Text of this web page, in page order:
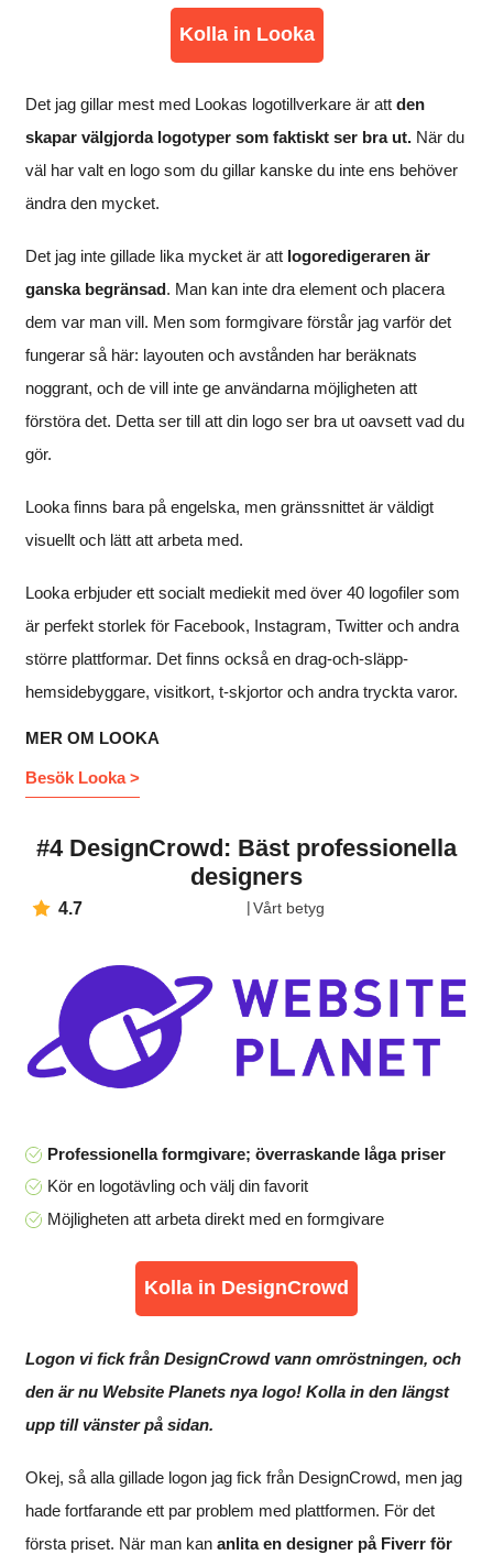
Kolla in Looka
Det jag gillar mest med Lookas logotillverkare är att den
skapar välgjorda logotyper som faktiskt ser bra ut. När du
väl har valt en logo som du gillar kanske du inte ens behöver
ändra den mycket.
Det jag inte gillade lika mycket är att logoredigeraren är
ganska begränsad. Man kan inte dra element och placera
dem var man vill. Men som formgivare förstår jag varför det
fungerar så här: layouten och avstånden har beräknats
noggrant, och de vill inte ge användarna möjligheten att
förstöra det. Detta ser till att din logo ser bra ut oavsett vad du
gör.
Looka finns bara på engelska, men gränssnittet är väldigt
visuellt och lätt att arbeta med.
Looka erbjuder ett socialt mediekit med över 40 logofiler som
är perfekt storlek för Facebook, Instagram, Twitter och andra
större plattformar. Det finns också en drag-och-släpp-
hemsidebyggare, visitkort, t-skjortor och andra tryckta varor.
MER OM LOOKA
Besök Looka >
#4 DesignCrowd: Bäst professionella
designers
4.7 Vårt betyg
Professionella formgivare; överraskande låga priser
Kör en logotävling och välj din favorit
Möjligheten att arbeta direkt med en formgivare
Kolla in DesignCrowd
Logon vi fick från DesignCrowd vann omröstningen, och
den är nu Website Planets nya logo! Kolla in den längst
upp till vänster på sidan.
Okej, så alla gillade logon jag fick från DesignCrowd, men jag
hade fortfarande ett par problem med plattformen. För det
första priset. När man kan anlita en designer på Fiverr för